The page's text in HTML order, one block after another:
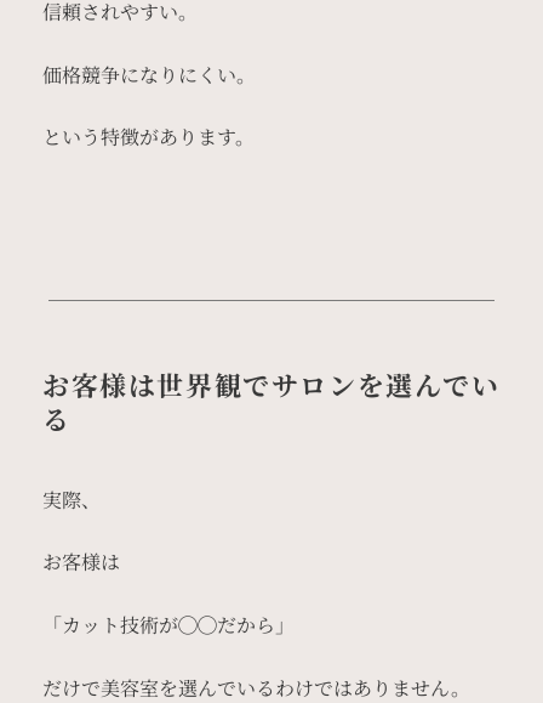
信頼されやすい。
価格競争になりにくい。
という特徴があります。
お客様は世界観でサロンを選んでい
る
実際、
お客様は
「カット技術が◯◯だから」
だけで美容室を選んでいるわけではありません。